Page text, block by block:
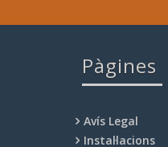
Pàgines
Avís Legal
Instal·lacions